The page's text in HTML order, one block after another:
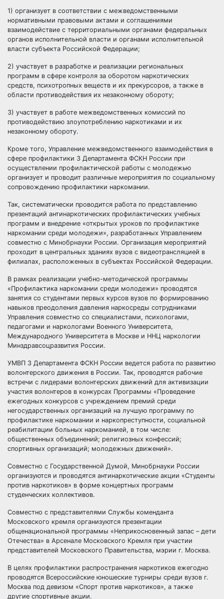
1) организует в соответствии с межведомственными
нормативными правовыми актами и соглашениями
взаимодействие с территориальными органами федеральных
органов исполнительной власти и органами исполнительной
власти субъекта Российской Федерации;
2) участвует в разработке и реализации региональных
программ в сфере контроля за оборотом наркотических
средств, психотропных веществ и их прекурсоров, а также в
области противодействия их незаконному обороту;
3) участвует в работе межведомственных комиссий по
противодействию злоупотреблению наркотиками и их
незаконному обороту.
Кроме того, Управление межведомственного взаимодействия в
сфере профилактики 3 Департамента ФСКН России при
осуществлении профилактической работы с молодежью
организует и проводит различные мероприятия по социальному
сопровождению профилактики наркомании.
Так, систематически проводится работа по представлению
презентаций антинаркотических профилактических учебных
программ и внедрение «открытых уроков по профилактике
наркомании среди молодежи», разработанных Управлением
совместно с Минобрнауки России. Организация мероприятий
проходит в центральных зданиях вузов с видеотрансляцией в
филиалах, расположенных в субъектах Российской Федерации.
В рамках реализации учебно-методической программы
«Профилактика наркомании среди молодежи» проводятся
занятия со студентами первых курсов вузов по формированию
навыков преодоления давления наркосреды сотрудниками
Управления совместно со специалистами, психологами,
педагогами и наркологами Военного Университета,
Международного Университета в Москве и ННЦ наркологии
Минздравсоцразвития России.
УМВП 3 Департамента ФСКН России ведется работа по развитию
волонтерского движения в России. Так, проводятся рабочие
встречи с лидерами волонтерских движений для активизации
участия волонтеров в конкурсах Программы «Проведение
ежегодных конкурсов с учреждением премий среди
негосударственных организаций на лучшую программу по
профилактике наркомании и наркопреступности, социальной
реабилитации больных наркоманией, в том числе:
общественных объединений; религиозных конфессий;
спортивных организаций; молодежных движений».
Совместно с Государственной Думой, Минобрнауки России
организуются и проводятся антинаркотические акции «Студенты
против наркотиков» в форме концертных программ
студенческих коллективов.
Совместно с представителями Службы коменданта
Московского кремля организуются презентации
общенациональной программы «Неприкосновенный запас – дети
Отечества» в Арсенале Московского Кремля при участии
представителей Московского Правительства, мэрии г. Москва.
В целях профилактики распространения наркотиков ежегодно
проводятся Всероссийские юношеские турниры среди вузов г.
Москва под девизом «Спорт против наркотиков», а также
другие спортивные акции.